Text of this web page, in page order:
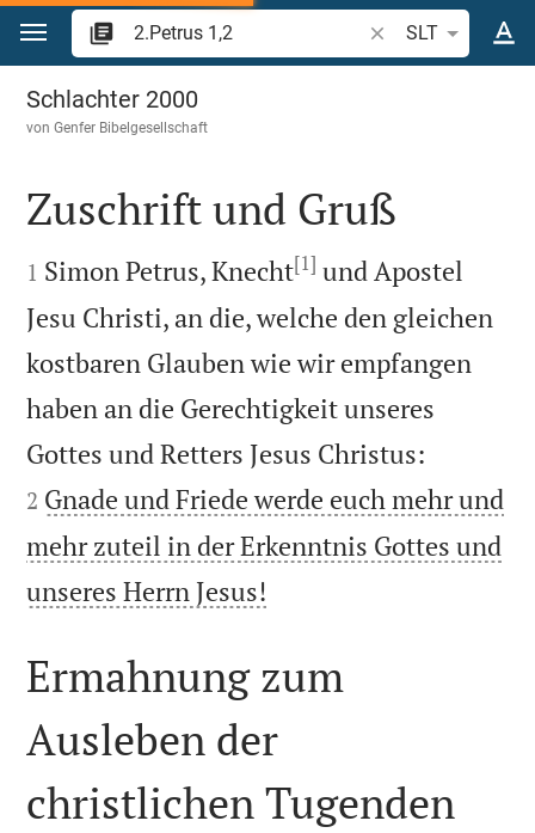
Zum Inhalt springen
Bibelstelle oder
SLT
2.Petrus 1
Schlachter 2000
vonGenfer Bibelgesellschaft

Zuschrift und Gruß

1 Simon Petrus, Knecht[1] und Apostel
Jesu Christi, an die, welche den gleichen
kostbaren Glauben wie wir empfangen
haben an die Gerechtigkeit unseres
Gottes und Retters Jesus Christus:
2 Gnade und Friede werde euch mehr und
mehr zuteil in der Erkenntnis Gottes und
unseres Herrn Jesus!
Ermahnung zum
Ausleben der
christlichen Tugenden